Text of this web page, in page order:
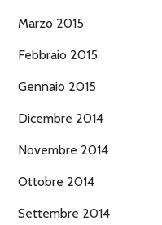
Marzo 2015
Febbraio 2015
Gennaio 2015
Dicembre 2014
Novembre 2014
Ottobre 2014
Settembre 2014